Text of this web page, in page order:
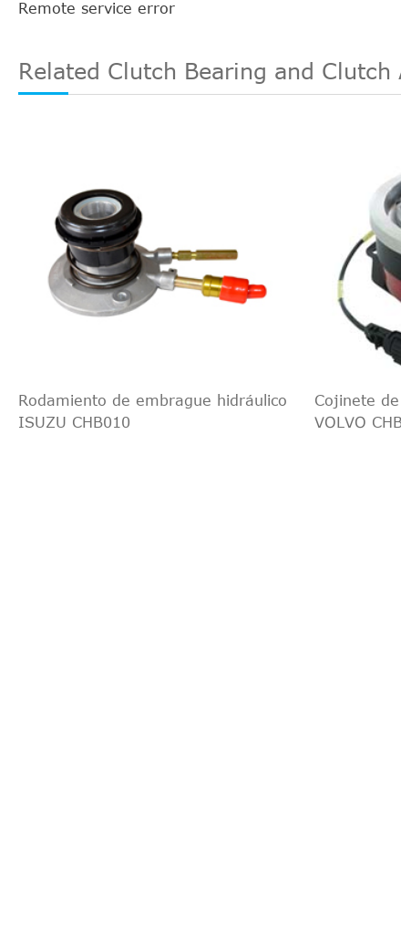
Remote service error
Related Clutch Bearing and Clutch
Rodamiento de embrague hidráulico
ISUZU CHB010
Cojinete
VOLVO